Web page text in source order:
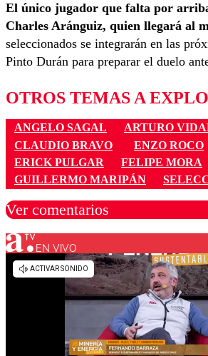
El único jugador que falta por
Charles Aránguiz, quien llegará al
seleccionados se integrarán en las
Pinto Durán para preparar el duelo
OTROS TEMAS A
ANGELO SAGAL
ARTURO
CLAUDIO BRAVO
ENZO ROCO
ERICK PULGAR
FELIPE MORA
GUILLERMO MARIPÁN
Ver comentarios
Los comentarios son moderados
diálogo respetuoso.
EN VIVO